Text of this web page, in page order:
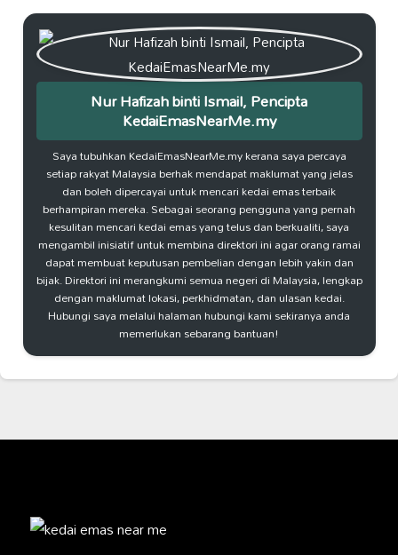
Nur Hafizah binti Ismail, Pencipta
KedaiEmasNearMe.my
Saya tubuhkan KedaiEmasNearMe.my kerana saya percaya
setiap rakyat Malaysia berhak mendapat maklumat yang jelas
dan boleh dipercayai untuk mencari kedai emas terbaik
berhampiran mereka. Sebagai seorang pengguna yang pernah
kesulitan mencari kedai emas yang telus dan berkualiti, saya
mengambil inisiatif untuk membina direktori ini agar orang ramai
dapat membuat keputusan pembelian dengan lebih yakin dan
bijak. Direktori ini merangkumi semua negeri di Malaysia, lengkap
dengan maklumat lokasi, perkhidmatan, dan ulasan kedai.
Hubungi saya melalui halaman hubungi kami sekiranya anda
memerlukan sebarang bantuan!